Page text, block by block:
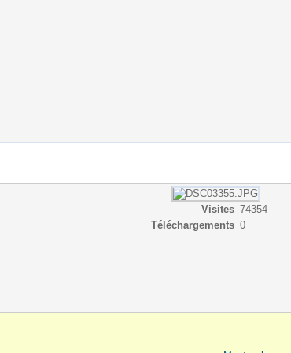
Visites 74354
Téléchargements 0